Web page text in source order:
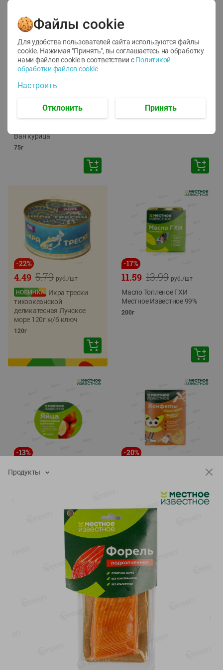
12
1.05 руб./
руб./шт
Корм влаж. для кош. с
Ван курица
75г
ТОФУ Vegetus ТВЕРДЫЙ
-22%
5.79
4.49 руб./шт
Икра трески
тихоокеанской
деликатесная Лунское
море 120г ж/б ключ
120г
-17%
13.99
11.59 руб./шт
Масло Топленое ГХИ
Местное Известное 99%
200г
-13%
упак Солигорска п/ф
-20%
ягодные Местное
известное яблоко-тыква
Хоба
Показано 1-14 из 78
Показать 15-28 из 78
Продукты
Файлы cookie
Для удобства пользователей сайта используются файлы
cookie. Нажимая "Принять", вы соглашаетесь на обработку
нами файлов cookie в соответствии с Политикой
обработки файлов cookie
Настроить
Отклонить Принять